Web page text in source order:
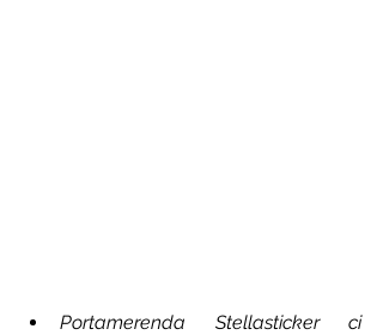
Portamerenda Stellasticker ci